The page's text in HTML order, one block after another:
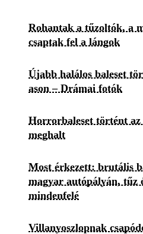
Rohantak a tűzoltók, a
csaptak fel a lángok
Újabb halálos baleset
ason – Drámai fotók
Horrorbaleset történt az
meghalt
Most érkezett: brutális
magyar autópályán, tűz
mindenfelé
Villanyoszlopnak